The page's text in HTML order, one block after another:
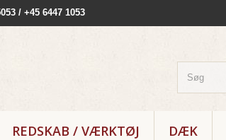
/ +45 6447 1053
REDSKAB / VÆRKTØJ DÆK